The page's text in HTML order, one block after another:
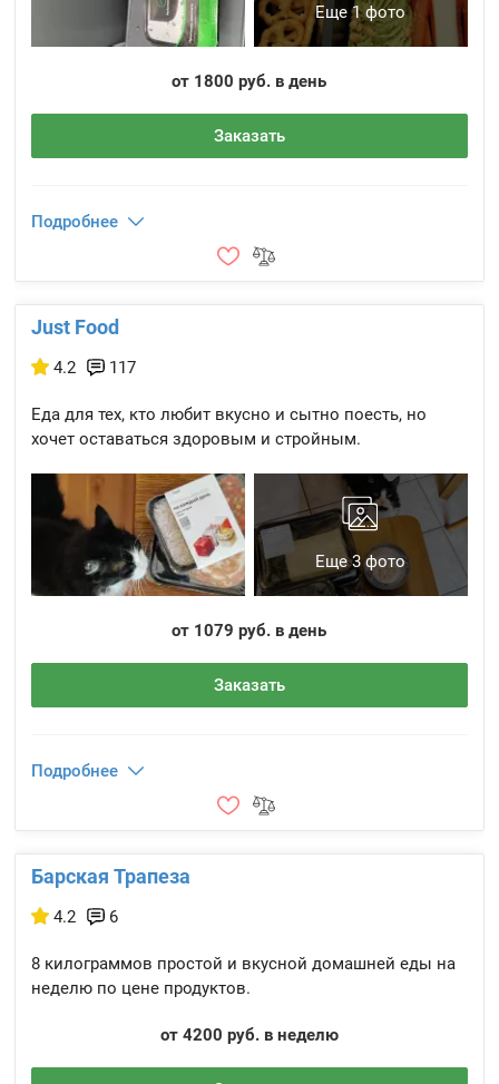
Еще 1 фото
от 1800 руб. в день
Заказать
Подробнее
Just Food
4.2 117
Еда для тех, кто любит вкусно и сытно поесть, но
хочет оставаться здоровым и стройным.
Еще 3 фото
от 1079 руб. в день
Заказать
Подробнее
Барская Трапеза
4.2 6
8 килограммов простой и вкусной домашней еды на
неделю по цене продуктов.
от 4200 руб. в неделю